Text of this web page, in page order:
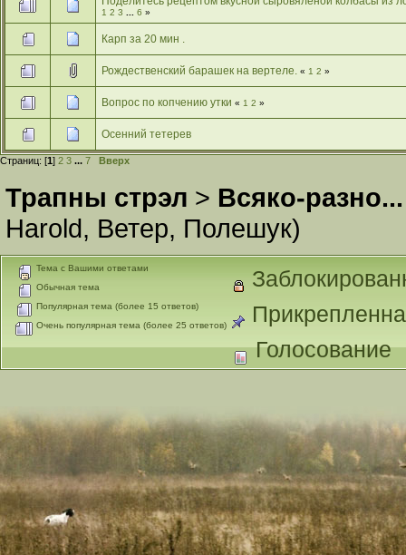
1 2 3 6 »
Карп за 20 мин .
Рождественский барашек на вертеле. « 1 2 »
Вопрос по копчению утки « 1 2 »
Осенний тетерев
Страниц: [1] 2 3 ... 7 Вверх
Трапны стрэл > Всяко-разно...
Harold, Ветер, Полешук)
Тема с Вашими ответами
Обычная тема
Популярная тема (более 15 ответов)
Очень популярная тема (более 25 ответов)
Голосование